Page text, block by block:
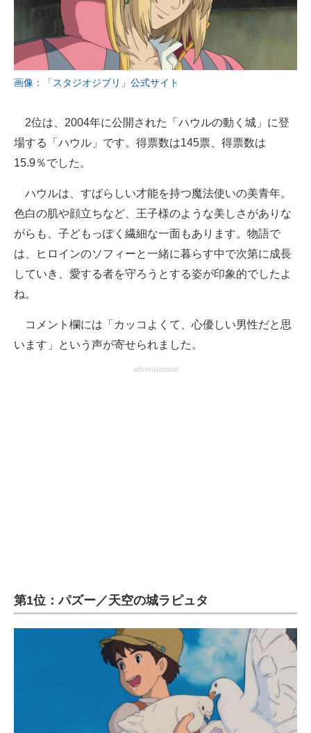
画像：「スタジオジブリ」公式サイト
2位は、2004年に公開された「ハウルの動く城」に登
場する「ハウル」です。得票数は145票、得票数は
15.9％でした。
ハウルは、すばらしい才能を持つ魔法使いの美青年。
色白の肌や顔立ちなど、王子様のような美しさがありな
がらも、子どもっぽく繊細な一面もあります。物語で
は、ヒロインのソフィーと一緒に暮らす中で次第に成長
していき、愛する者を守ろうとする姿が印象的でしたよ
ね。
コメント欄には「カッコよくて、心優しい男性だと思
います」という声が寄せられました。
advertisement
第1位：パズー／天空の城ラピュタ